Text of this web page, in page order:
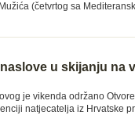
(četvrtog sa
u skijanju na
je vikenda održano
natjecatelja iz Hrvatske